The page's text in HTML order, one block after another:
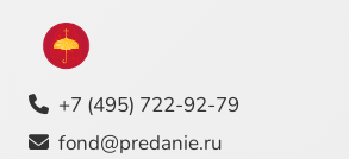
+7 (495) 722-92-79
fond@predanie.ru